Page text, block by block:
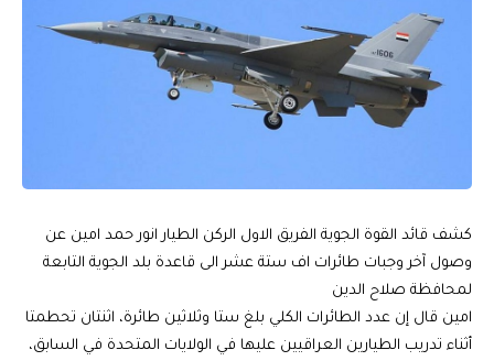
كشف قائد القوة الجوية الفريق الاول الركن الطيار انور حمد امين عن
وصول آخر وجبات طائرات اف ستة عشر الى قاعدة بلد الجوية التابعة
لمحافظة صلاح الدين
امين قال إن عدد الطائرات الكلي بلغ ستا وثلاثين طائرة، اثنتان تحطمتا
أثناء تدريب الطيارين العراقيين عليها في الولايات المتحدة في السابق،